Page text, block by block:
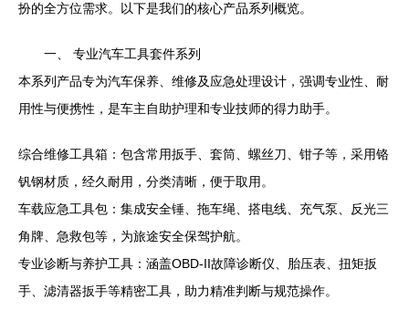
扮的全方位需求。以下是我们的核心产品系列概览。
一、 专业汽车工具套件系列
本系列产品专为汽车保养、维修及应急处理设计，强调专业性、耐
用性与便携性，是车主自助护理和专业技师的得力助手。
综合维修工具箱：包含常用扳手、套筒、螺丝刀、钳子等，采用铬
钒钢材质，经久耐用，分类清晰，便于取用。
车载应急工具包：集成安全锤、拖车绳、搭电线、充气泵、反光三
角牌、急救包等，为旅途安全保驾护航。
专业诊断与养护工具：涵盖OBD-II故障诊断仪、胎压表、扭矩扳
手、滤清器扳手等精密工具，助力精准判断与规范操作。